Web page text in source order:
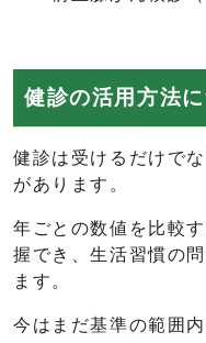
健診の活用方法
健診は受けるだけで
があります。
年ごとの数値を比較
握でき、生活習慣の
ます。
今はまだ基準の範囲